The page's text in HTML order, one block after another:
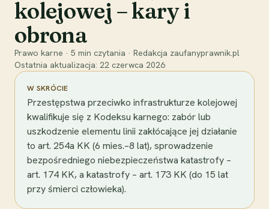
kolejowej – kary i
obrona
Prawo karne · 5 min czytania · Redakcja zaufanyprawnik.pl
Ostatnia aktualizacja: 22 czerwca 2026
W SKRÓCIE
Przestępstwa przeciwko infrastrukturze kolejowej
kwalifikuje się z Kodeksu karnego: zabór lub
uszkodzenie elementu linii zakłócające jej działanie
to art. 254a KK (6 mies.–8 lat), sprowadzenie
bezpośredniego niebezpieczeństwa katastrofy –
art. 174 KK, a katastrofy – art. 173 KK (do 15 lat
przy śmierci człowieka).